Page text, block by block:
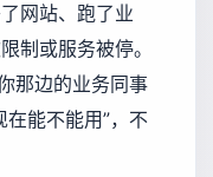
网站、跑了业
制或服务被停。
那边的业务同事
能不能用”，不